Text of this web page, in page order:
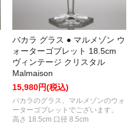
バカラ グラス ● マルメゾン ウ
ォーターゴブレット 18.5cm
ヴィンテージ クリスタル
Malmaison
15,980円(税込)
バカラのグラス、マルメゾンのウォ
ーターゴブレットでございます。
高さ 18.5cm 口径 8.5cm